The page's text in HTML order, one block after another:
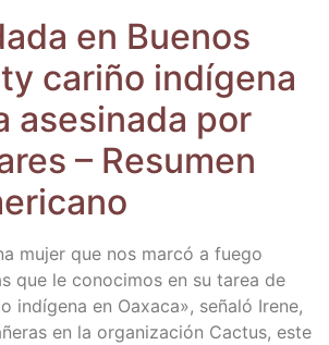
en Bue­nos
cari­ño indí­ge­na
ase­si­na­da por
– Resu­men
mujer que nos mar­có a fue­go
que le cono­ci­mos en su tarea de
indí­ge­na en Oaxa­ca», seña­ló Ire­ne,
en la orga­ni­za­ción Cac­tus, este